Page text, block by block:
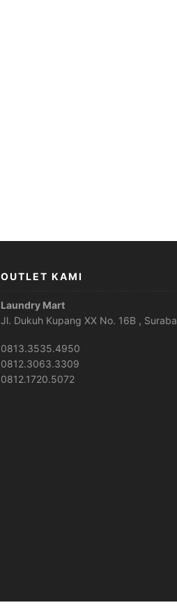
OUTLET KAMI
Laundry Mart
Jl. Dukuh Kupang XX No. 16B ,
0813.3535.4950
0812.3063.3309
0812.1720.5072